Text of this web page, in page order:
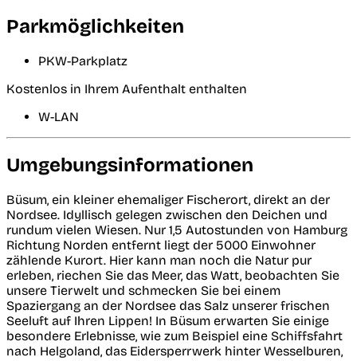
Parkmöglichkeiten
PKW-Parkplatz
Kostenlos in Ihrem Aufenthalt enthalten
W-LAN
Umgebungsinformationen
Büsum, ein kleiner ehemaliger Fischerort, direkt an der
Nordsee. Idyllisch gelegen zwischen den Deichen und
rundum vielen Wiesen. Nur 1,5 Autostunden von Hamburg
Richtung Norden entfernt liegt der 5000 Einwohner
zählende Kurort. Hier kann man noch die Natur pur
erleben, riechen Sie das Meer, das Watt, beobachten Sie
unsere Tierwelt und schmecken Sie bei einem
Spaziergang an der Nordsee das Salz unserer frischen
Seeluft auf Ihren Lippen! In Büsum erwarten Sie einige
besondere Erlebnisse, wie zum Beispiel eine Schiffsfahrt
nach Helgoland, das Eidersperrwerk hinter Wesselburen,